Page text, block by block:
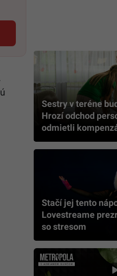
Sestry v teréne
Hrozí odchod
odmietli
Stačí jej tento
Lovestreame
so stresom